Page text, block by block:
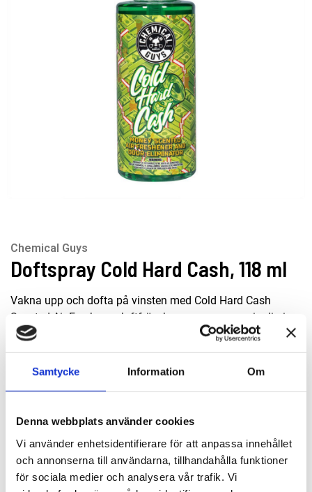
Samtycke Information Om
Denna webbplats använder cookies
Vi använder enhetsidentifierare för att anpassa innehållet
och annonserna till användarna, tillhandahålla funktioner
för sociala medier och analysera vår trafik. Vi
Chemical Guys
Doftspray Cold Hard Cash, 118 ml
Vakna upp och dofta på vinsten med Cold Hard Cash
Scented Air Freshener, luftfräscharen som sveper in dig i
den fascinerande doften av mjuk pappersvaluta, och sedan
ger dig en snabb kick framåt med sikten inställt på att
tjäna pengar! Cha-Ching!
95,20 kr